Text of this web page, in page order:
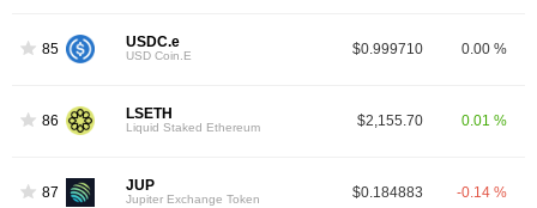
85 USDC.e
USD Coin.E $0.999710 0.00 %
86 LSETH
Liquid Staked Ethereum $2,155.70 0.01 %
87 JUP
Jupiter Exchange Token $0.184883 -0.14 %